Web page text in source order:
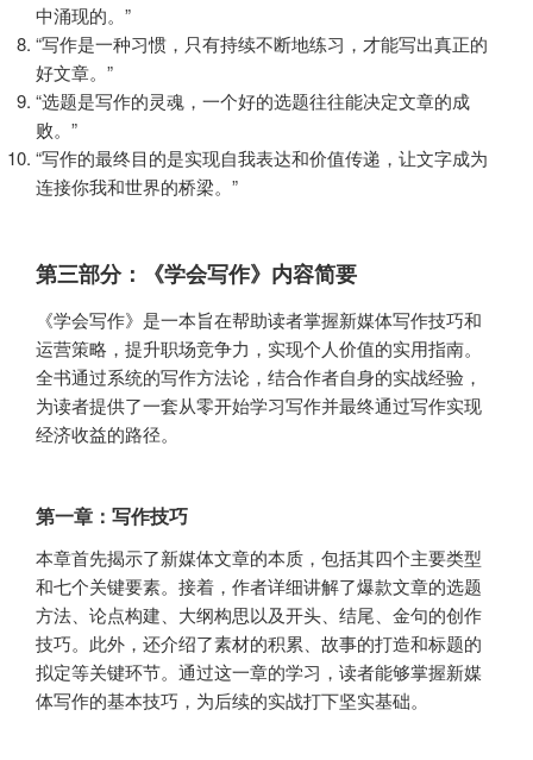
中涌现的。”
“写作是一种习惯，只有持续不断地练习，才能写出真正的
好文章。”
“选题是写作的灵魂，一个好的选题往往能决定文章的成
败。”
“写作的最终目的是实现自我表达和价值传递，让文字成为
连接你我和世界的桥梁。”
第三部分：《学会写作》内容简要
《学会写作》是一本旨在帮助读者掌握新媒体写作技巧和
运营策略，提升职场竞争力，实现个人价值的实用指南。
全书通过系统的写作方法论，结合作者自身的实战经验，
为读者提供了一套从零开始学习写作并最终通过写作实现
经济收益的路径。
第一章：写作技巧
本章首先揭示了新媒体文章的本质，包括其四个主要类型
和七个关键要素。接着，作者详细讲解了爆款文章的选题
方法、论点构建、大纲构思以及开头、结尾、金句的创作
技巧。此外，还介绍了素材的积累、故事的打造和标题的
拟定等关键环节。通过这一章的学习，读者能够掌握新媒
体写作的基本技巧，为后续的实战打下坚实基础。